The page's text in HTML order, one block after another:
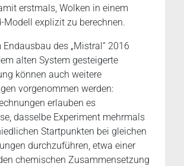
erstmals, Wolken in einem
Modell explizit zu berechnen.
Endausbau des „Mistral“ 2016
alten System gesteigerte
können auch weitere
vorgenommen werden:
erlauben es
dasselbe Experiment mehrmals
Startpunkten bei gleichen
durchzuführen, etwa einer
chemischen Zusammensetzung